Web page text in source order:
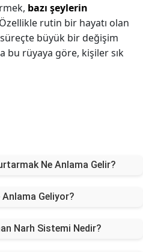
bazı şeylerin
rutin bir hayatı olan
büyük bir değişim
bu rüyaya göre, kişiler sık
Ne Anlama Gelir?
Geliyor?
Narh Sistemi Nedir?